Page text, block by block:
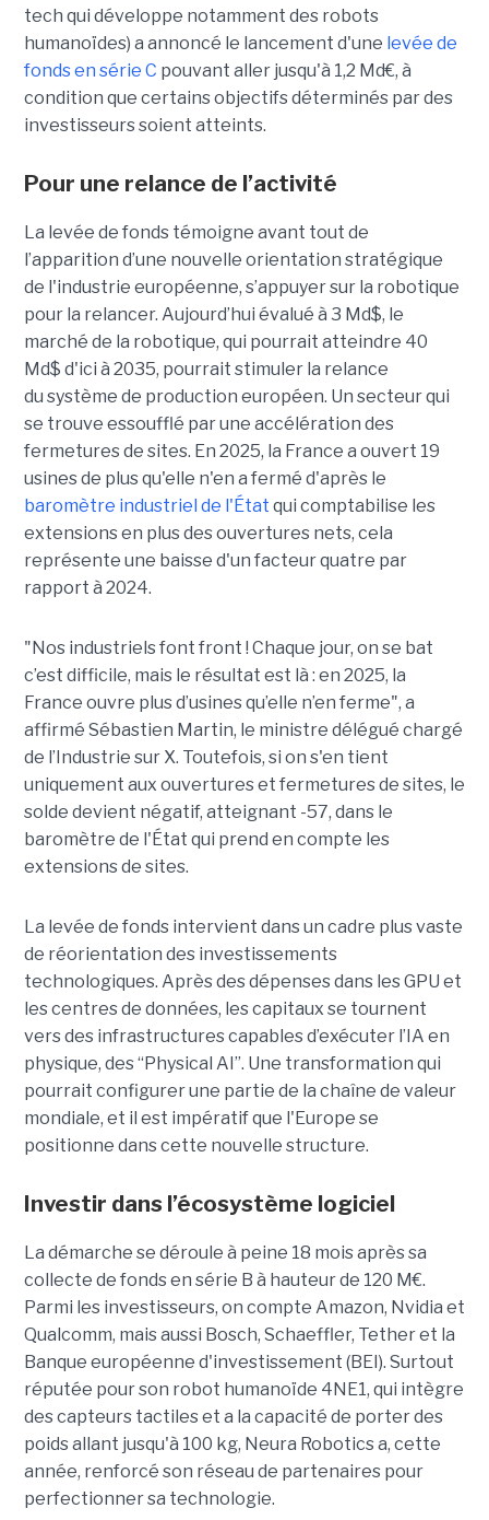
tech qui développe notamment des robots
humanoïdes) a annoncé le lancement d'une levée de
fonds en série C pouvant aller jusqu'à 1,2 Md€, à
condition que certains objectifs déterminés par des
investisseurs soient atteints.
Pour une relance de l’activité
La levée de fonds témoigne avant tout de
l’apparition d’une nouvelle orientation stratégique
de l'industrie européenne, s’appuyer sur la robotique
pour la relancer. Aujourd’hui évalué à 3 Md$, le
marché de la robotique, qui pourrait atteindre 40
Md$ d'ici à 2035, pourrait stimuler la relance
du système de production européen. Un secteur qui
se trouve essoufflé par une accélération des
fermetures de sites. En 2025, la France a ouvert 19
usines de plus qu'elle n'en a fermé d'après le
baromètre industriel de l'État qui comptabilise les
extensions en plus des ouvertures nets, cela
représente une baisse d'un facteur quatre par
rapport à 2024.
"Nos industriels font front ! Chaque jour, on se bat
c’est difficile, mais le résultat est là : en 2025, la
France ouvre plus d’usines qu’elle n’en ferme", a
affirmé Sébastien Martin, le ministre délégué chargé
de l’Industrie sur X. Toutefois, si on s'en tient
uniquement aux ouvertures et fermetures de sites, le
solde devient négatif, atteignant -57, dans le
baromètre de l'État qui prend en compte les
extensions de sites.
La levée de fonds intervient dans un cadre plus vaste
de réorientation des investissements
technologiques. Après des dépenses dans les GPU et
les centres de données, les capitaux se tournent
vers des infrastructures capables d’exécuter l’IA en
physique, des “Physical AI”. Une transformation qui
pourrait configurer une partie de la chaîne de valeur
mondiale, et il est impératif que l'Europe se
positionne dans cette nouvelle structure.
Investir dans l’écosystème logiciel
La démarche se déroule à peine 18 mois après sa
collecte de fonds en série B à hauteur de 120 M€.
Parmi les investisseurs, on compte Amazon, Nvidia et
Qualcomm, mais aussi Bosch, Schaeffler, Tether et la
Banque européenne d'investissement (BEI). Surtout
réputée pour son robot humanoïde 4NE1, qui intègre
des capteurs tactiles et a la capacité de porter des
poids allant jusqu'à 100 kg, Neura Robotics a, cette
année, renforcé son réseau de partenaires pour
perfectionner sa technologie.